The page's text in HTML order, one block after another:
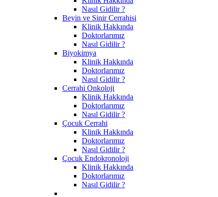
Nasıl Gidilir ?
Beyin ve Sinir Cerrahisi
Klinik Hakkında
Doktorlarımız
Nasıl Gidilir ?
Biyokimya
Klinik Hakkında
Doktorlarımız
Nasıl Gidilir ?
Cerrahi Onkoloji
Klinik Hakkında
Doktorlarımız
Nasıl Gidilir ?
Çocuk Cerrahi
Klinik Hakkında
Doktorlarımız
Nasıl Gidilir ?
Çocuk Endokronoloji
Klinik Hakkında
Doktorlarımız
Nasıl Gidilir ?